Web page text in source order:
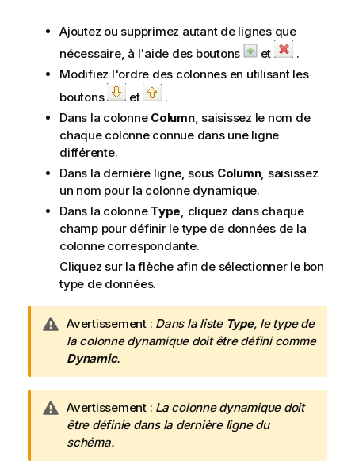
Ajoutez ou supprimez autant de lignes que
nécessaire, à l'aide des boutons
et
.
Modifiez l'ordre des colonnes en utilisant les
boutons
et
.
Dans la colonne Column, saisissez le nom de
chaque colonne connue dans une ligne
différente.
Dans la dernière ligne, sous Column, saisissez
un nom pour la colonne dynamique.
Dans la colonne Type , cliquez dans chaque
champ pour définir le type de données de la
colonne correspondante.
Cliquez sur la flèche afin de sélectionner le bon
type de données.
N
o
t
e
I
n
f
o
r
Avertissement : Dans la liste Type, le type de
la colonne dynamique doit être défini comme
Dynamic.
N
o
t
e
Avertissement : La colonne dynamique doit
être définie dans la dernière ligne du
schéma.